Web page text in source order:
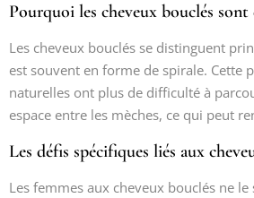
Pourquoi les cheveux bouclés
Les cheveux bouclés se distinguent
est souvent en forme de spirale. Cette
naturelles ont plus de difficulté à
espace entre les mèches, ce qui peut
Les défis spécifiques liés aux
Les femmes aux cheveux bouclés ne